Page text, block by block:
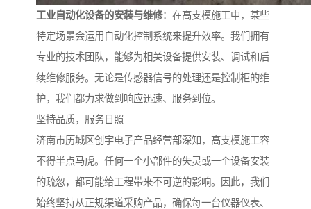
工业自动化设备的安装与维修：在高支模施工中，某些
特定场景会运用自动化控制系统来提升效率。我们拥有
专业的技术团队，能够为相关设备提供安装、调试和后
续维修服务。无论是传感器信号的处理还是控制柜的维
护，我们都力求做到响应迅速、服务到位。
坚持品质，服务日照
济南市历城区创宇电子产品经营部深知，高支模施工容
不得半点马虎。任何一个小部件的失灵或一个设备安装
的疏忽，都可能给工程带来不可逆的影响。因此，我们
始终坚持从正规渠道采购产品，确保每一台仪器仪表、